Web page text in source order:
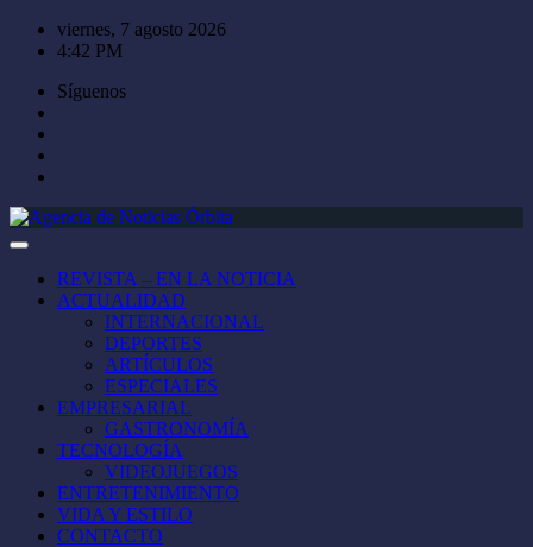
Saltar
viernes, 7 agosto 2026
4:42 PM
Síguenos
REVISTA – EN LA NOTICIA
ACTUALIDAD
INTERNACIONAL
DEPORTES
ARTÍCULOS
ESPECIALES
EMPRESARIAL
GASTRONOMÍA
TECNOLOGÍA
VIDEOJUEGOS
ENTRETENIMIENTO
VIDA Y ESTILO
CONTACTO